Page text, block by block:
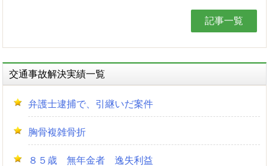
記事一覧
交通事故解決実績一覧
弁護士逮捕で、引継いだ案件
胸骨複雑骨折
８５歳 無年金者 逸失利益